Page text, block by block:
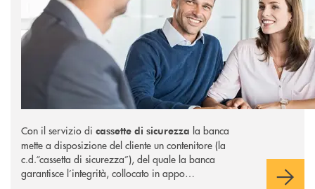
Con il servizio di cassette di sicurezza la banca
mette a disposizione del cliente un contenitore (la
c.d.“cassetta di sicurezza”), del quale la banca
garantisce l’integrità, collocato in appo…